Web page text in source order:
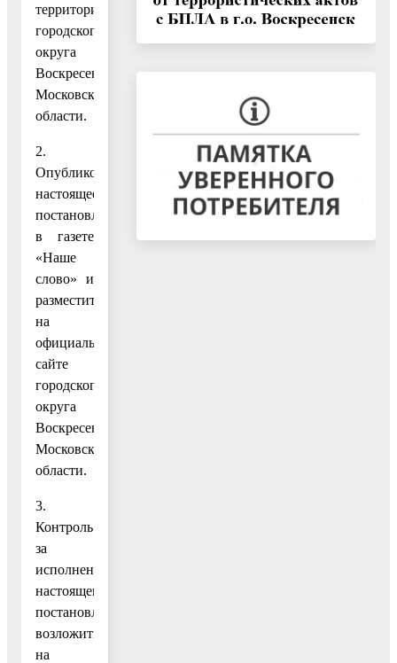
территории
городского
округа
Воскресенск
Московской
области.
2.
Опубликовать
настоящее
постановление
в газете
«Наше
слово» и
разместить
на
официальном
сайте
городского
округа
Воскресенск
Московской
области.
3.
Контроль
за
исполнением
настоящего
постановления
возложить
на